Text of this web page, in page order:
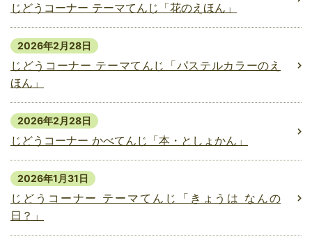
じどうコーナー テーマてんじ「花のえほん」
2026年2月28日
じどうコーナー テーマてんじ「パステルカラーのえ
ほん」
2026年2月28日
じどうコーナー かべてんじ「本・としょかん」
2026年1月31日
じどうコーナー テーマてんじ「きょうは なんの
日？」